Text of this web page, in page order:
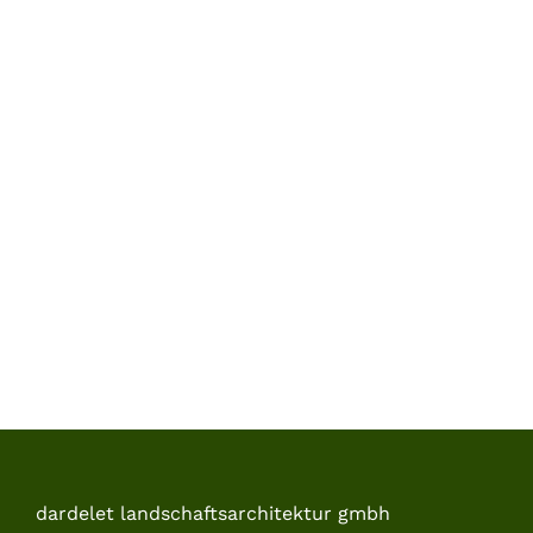
dardelet landschaftsarchitektur gmbh